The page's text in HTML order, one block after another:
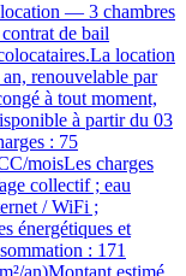
— 3 chambres
de bail
location
renouvelable par
à tout moment,
à partir du 03
: 75
moisLes charges
collectif ; eau
/ WiFi ;
énergétiques et
: 171
an)Montant estimé